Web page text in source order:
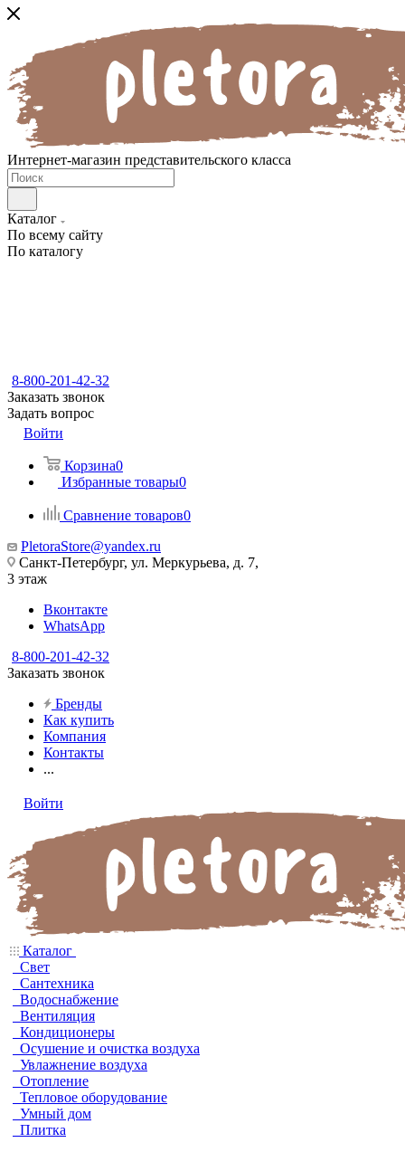
Интернет-магазин представительского класса
Каталог
По всему сайту
По каталогу
8-800-201-42-32
Заказать звонок
Задать вопрос
Войти
Корзина0
Избранные товары0
Сравнение товаров0
PletoraStore@yandex.ru
Санкт-Петербург, ул. Меркурьева, д. 7,
3 этаж
Вконтакте
WhatsApp
8-800-201-42-32
Заказать звонок
Бренды
Как купить
Компания
Контакты
...
Войти
Каталог
Свет
Сантехника
Водоснабжение
Вентиляция
Кондиционеры
Осушение и очистка воздуха
Увлажнение воздуха
Отопление
Тепловое оборудование
Умный дом
Плитка